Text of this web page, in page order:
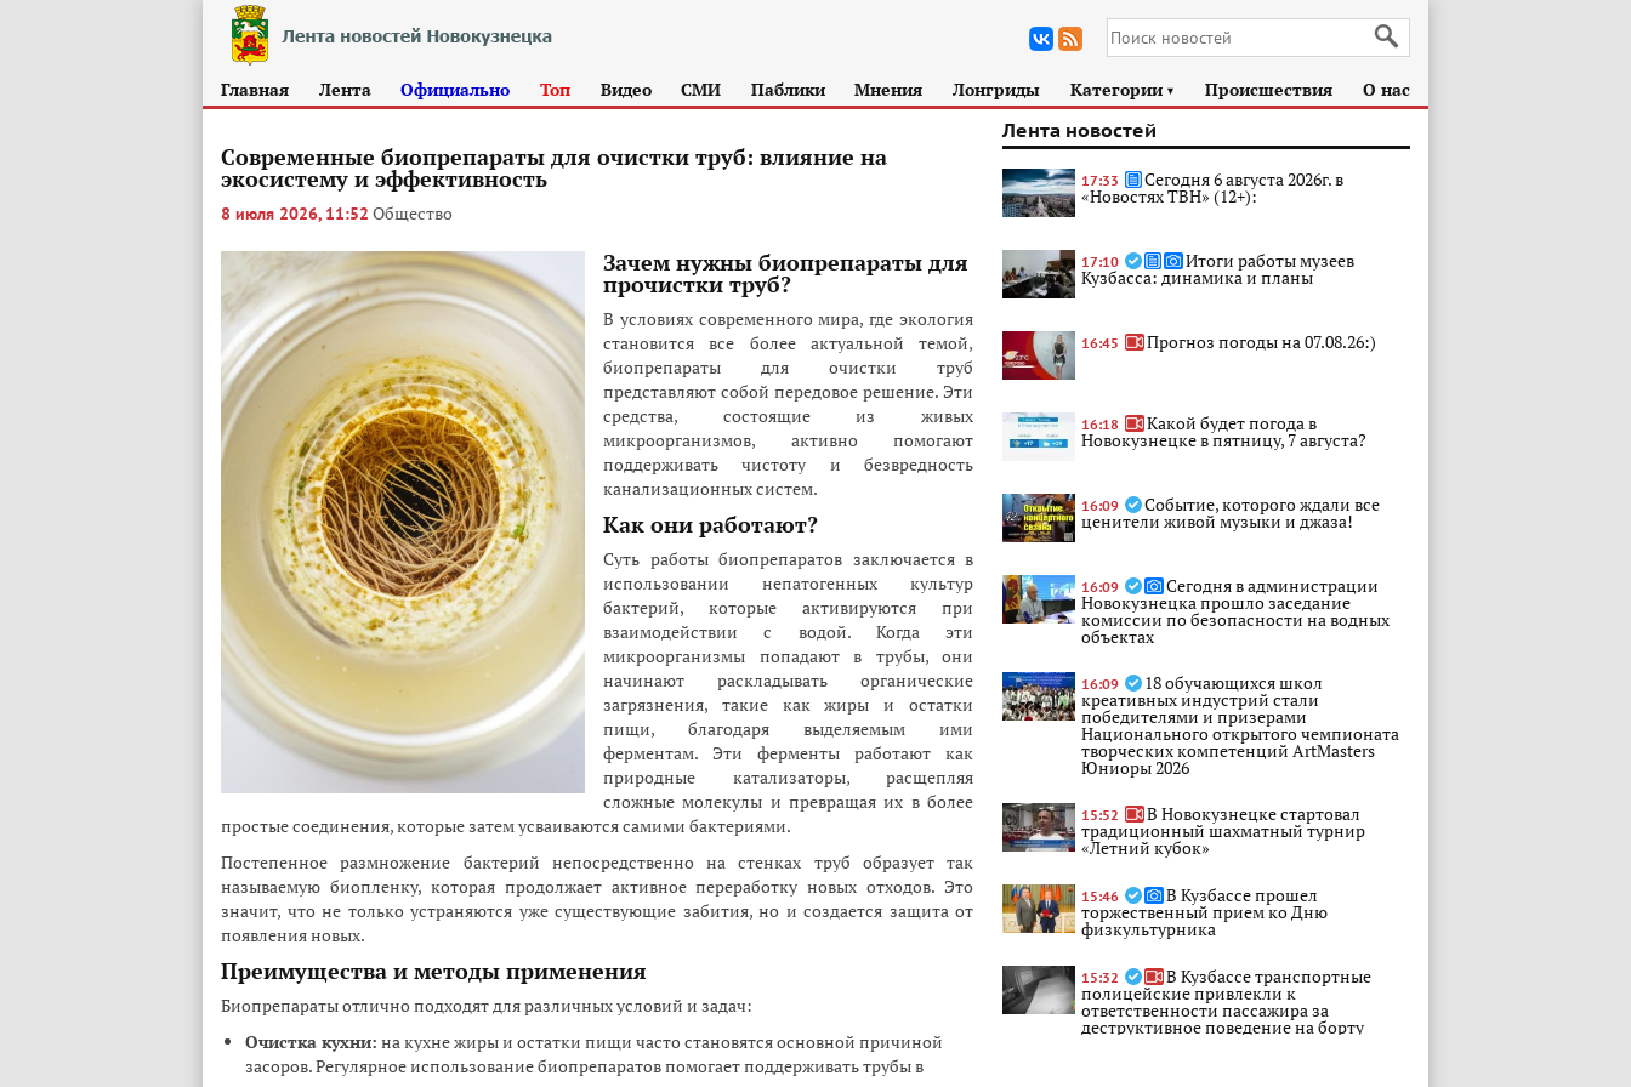
Главная Лента Официально Топ Видео СМИ Паблики Мнения Лонгриды Категории ► Происшествия О нас
Современные биопрепараты для очистки труб: влияние на
экосистему и эффективность
8 июля 2026, 11:52 Общество
Зачем нужны биопрепараты для
прочистки труб?
В условиях современного мира, где экология
становится все более актуальной темой,
биопрепараты для очистки труб
представляют собой передовое решение. Эти
средства, состоящие из живых
микроорганизмов, активно помогают
поддерживать чистоту и безвредность
канализационных систем.
Как они работают?
Суть работы биопрепаратов заключается в
использовании непатогенных культур
бактерий, которые активируются при
взаимодействии с водой. Когда эти
микроорганизмы попадают в трубы, они
начинают раскладывать органические
загрязнения, такие как жиры и остатки
пищи, благодаря выделяемым ими
ферментам. Эти ферменты работают как
природные катализаторы, расщепляя
сложные молекулы и превращая их в более
простые соединения, которые затем усваиваются самими бактериями.
Постепенное размножение бактерий непосредственно на стенках труб образует так
называемую биопленку, которая продолжает активное переработку новых отходов. Это
значит, что не только устраняются уже существующие забития, но и создается защита от
появления новых.
Преимущества и методы применения
Биопрепараты отлично подходят для различных условий и задач:
Очистка кухни: на кухне жиры и остатки пищи часто становятся основной причиной
засоров. Регулярное использование биопрепаратов помогает поддерживать трубы в
Лента новостей
17:33 Сегодня 6 августа 2026г. в
«Новостях ТВН» (12+):
17:10 Итоги работы музеев
Кузбасса: динамика и планы
16:45 Прогноз погоды на 07.08.26:)
16:18 Какой будет погода в
Новокузнецке в пятницу, 7 августа?
16:09 Событие, которого ждали все
ценители живой музыки и джаза!
16:09 Сегодня в администрации
Новокузнецка прошло заседание
комиссии по безопасности на водных
объектах
16:09 18 обучающихся школ
креативных индустрий стали
победителями и призерами
Национального открытого чемпионата
творческих компетенций ArtMasters
Юниоры 2026
15:52 В Новокузнецке стартовал
традиционный шахматный турнир
«Летний кубок»
15:46 В Кузбассе прошел
торжественный прием ко Дню
физкультурника
15:32 В Кузбассе транспортные
полицейские привлекли к
ответственности пассажира за
деструктивное поведение на борту